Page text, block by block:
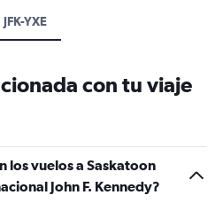
JFK-YXE
con tu viaje
los vuelos a Saskatoon
John F. Kennedy?